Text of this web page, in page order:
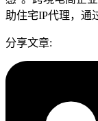
助住宅IP代理，通
分享文章: